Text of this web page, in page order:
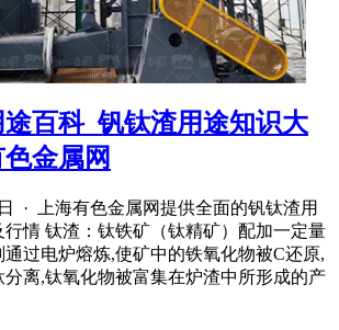
百科_钒钛渣用途知识大
金属网
· 上海有色金属网提供全面的钒钛渣用
行情 钛渣：钛铁矿（钛精矿）配加一定量
通过电炉熔炼,使矿中的铁氧化物被C还原,
分离,钛氧化物被富集在炉渣中所形成的产